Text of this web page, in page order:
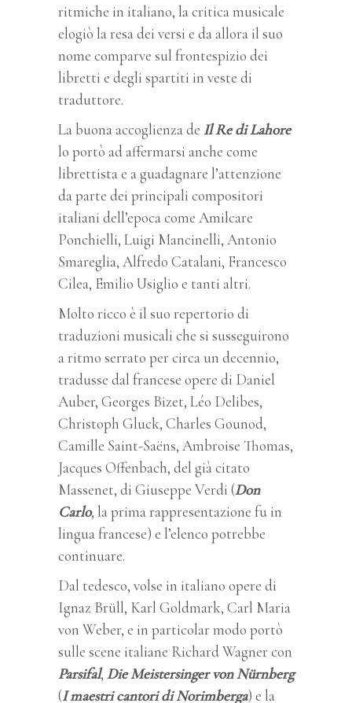
ritmiche in italiano, la critica musicale
elogiò la resa dei versi e da allora il suo
nome comparve sul frontespizio dei
libretti e degli spartiti in veste di
traduttore.
La buona accoglienza de Il Re di Lahore
lo portò ad affermarsi anche come
librettista e a guadagnare l’attenzione
da parte dei principali compositori
italiani dell’epoca come Amilcare
Ponchielli, Luigi Mancinelli, Antonio
Smareglia, Alfredo Catalani, Francesco
Cilea, Emilio Usiglio e tanti altri.
Molto ricco è il suo repertorio di
traduzioni musicali che si susseguirono
a ritmo serrato per circa un decennio,
tradusse dal francese opere di Daniel
Auber, Georges Bizet, Léo Delibes,
Christoph Gluck, Charles Gounod,
Camille Saint-Saëns, Ambroise Thomas,
Jacques Offenbach, del già citato
Massenet, di Giuseppe Verdi (Don
Carlo, la prima rappresentazione fu in
lingua francese) e l’elenco potrebbe
continuare.
Dal tedesco, volse in italiano opere di
Ignaz Brüll, Karl Goldmark, Carl Maria
von Weber, e in particolar modo portò
sulle scene italiane Richard Wagner con
Parsifal, Die Meistersinger von Nürnberg
(I maestri cantori di Norimberga) e la